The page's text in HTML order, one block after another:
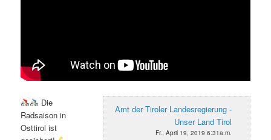
Amt der Tiroler Landesregierung -
Unser Land Tirol
Fr., April 19, 2019 6:31a.m.
Die
Radsaison in
Osttirol ist